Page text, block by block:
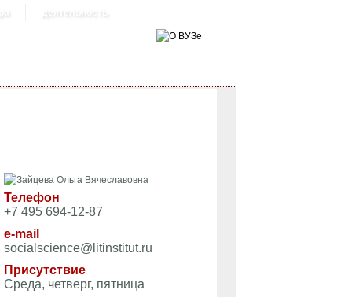
деятельность
Телефон
+7 495 694-12-87
e-mail
socialscience@litinstitut.ru
Присутствие
Среда, четверг, пятница